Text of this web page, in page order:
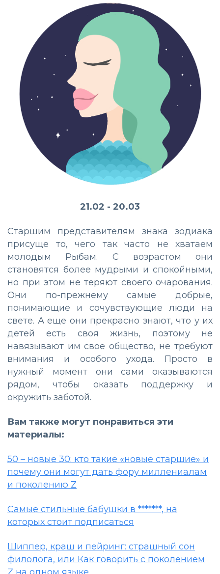
21.02 - 20.03
Старшим представителям знака зодиака
присуще то, чего так часто не хватаем
молодым Рыбам. С возрастом они
становятся более мудрыми и спокойными,
но при этом не теряют своего очарования.
Они по-прежнему самые добрые,
понимающие и сочувствующие люди на
свете. А еще они прекрасно знают, что у их
детей есть своя жизнь, поэтому не
навязывают им свое общество, не требуют
внимания и особого ухода. Просто в
нужный момент они сами оказываются
рядом, чтобы оказать поддержку и
окружить заботой.
Вам также могут понравиться эти
материалы:
50 – новые 30: кто такие «новые старшие» и
почему они могут дать фору миллениалам
и поколению Z
Самые стильные бабушки в *******, на
которых стоит подписаться
Шиппер, краш и пейринг: страшный сон
филолога, или Как говорить с поколением